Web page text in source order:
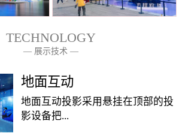
TECHNOLOGY
— 展示技术 —
地面互动
地面互动投影采用悬挂在顶部的投
影设备把...